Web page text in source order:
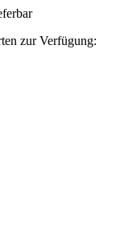
zur Verfügung: